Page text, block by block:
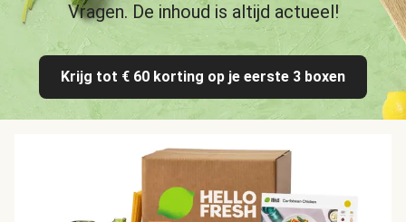
Vragen. De inhoud is altijd actueel!
Krijg tot € 60 korting op je eerste 3 boxen